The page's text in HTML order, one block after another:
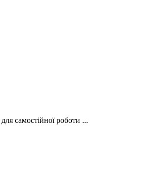
самостійної роботи ...